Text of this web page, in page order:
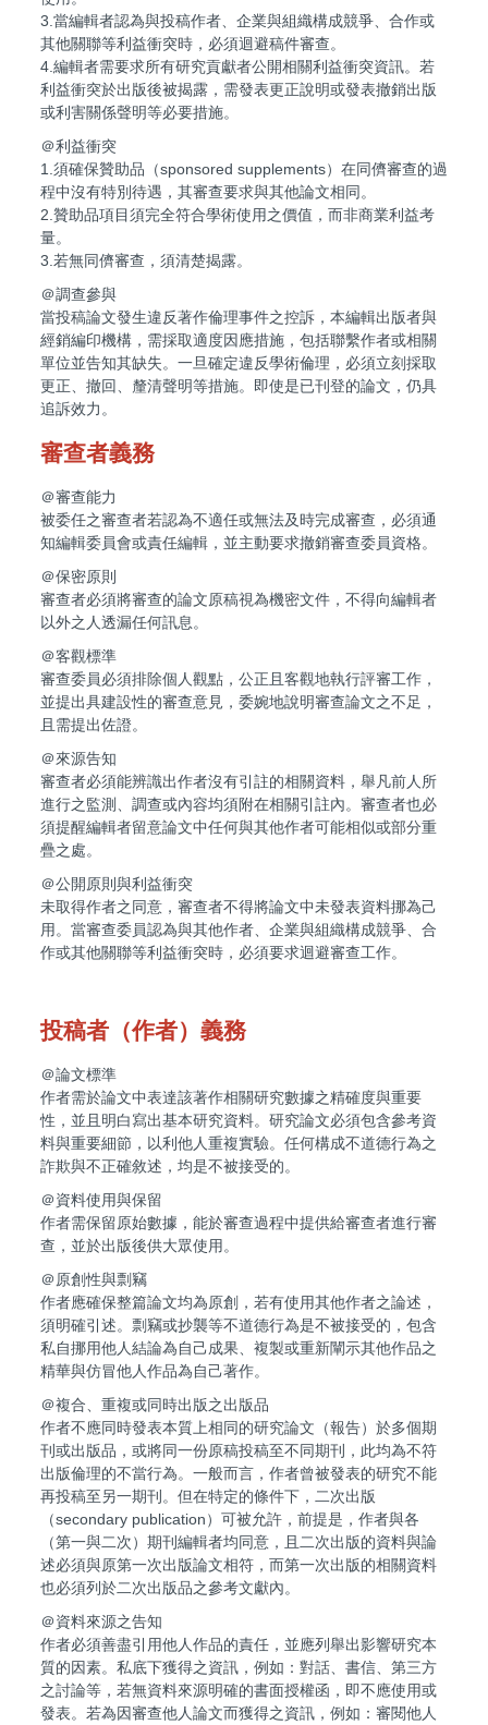
3.當編輯者認為與投稿作者、企業與組織構成競爭、合作或
其他關聯等利益衝突時，必須迴避稿件審查。
4.編輯者需要求所有研究貢獻者公開相關利益衝突資訊。若
利益衝突於出版後被揭露，需發表更正說明或發表撤銷出版
或利害關係聲明等必要措施。
＠利益衝突
1.須確保贊助品（sponsored supplements）在同儕審查的過
程中沒有特別待遇，其審查要求與其他論文相同。
2.贊助品項目須完全符合學術使用之價值，而非商業利益考
量。
3.若無同儕審查，須清楚揭露。
＠調查參與
當投稿論文發生違反著作倫理事件之控訴，本編輯出版者與
經銷編印機構，需採取適度因應措施，包括聯繫作者或相關
單位並告知其缺失。一旦確定違反學術倫理，必須立刻採取
更正、撤回、釐清聲明等措施。即使是已刊登的論文，仍具
追訴效力。
審查者義務
＠審查能力
被委任之審查者若認為不適任或無法及時完成審查，必須通
知編輯委員會或責任編輯，並主動要求撤銷審查委員資格。
＠保密原則
審查者必須將審查的論文原稿視為機密文件，不得向編輯者
以外之人透漏任何訊息。
＠客觀標準
審查委員必須排除個人觀點，公正且客觀地執行評審工作，
並提出具建設性的審查意見，委婉地說明審查論文之不足，
且需提出佐證。
＠來源告知
審查者必須能辨識出作者沒有引註的相關資料，舉凡前人所
進行之監測、調查或內容均須附在相關引註內。審查者也必
須提醒編輯者留意論文中任何與其他作者可能相似或部分重
疊之處。
＠公開原則與利益衝突
未取得作者之同意，審查者不得將論文中未發表資料挪為己
用。當審查委員認為與其他作者、企業與組織構成競爭、合
作或其他關聯等利益衝突時，必須要求迴避審查工作。
投稿者（作者）義務
＠論文標準
作者需於論文中表達該著作相關研究數據之精確度與重要
性，並且明白寫出基本研究資料。研究論文必須包含參考資
料與重要細節，以利他人重複實驗。任何構成不道德行為之
詐欺與不正確敘述，均是不被接受的。
＠資料使用與保留
作者需保留原始數據，能於審查過程中提供給審查者進行審
查，並於出版後供大眾使用。
＠原創性與剽竊
作者應確保整篇論文均為原創，若有使用其他作者之論述，
須明確引述。剽竊或抄襲等不道德行為是不被接受的，包含
私自挪用他人結論為自己成果、複製或重新闡示其他作品之
精華與仿冒他人作品為自己著作。
＠複合、重複或同時出版之出版品
作者不應同時發表本質上相同的研究論文（報告）於多個期
刊或出版品，或將同一份原稿投稿至不同期刊，此均為不符
出版倫理的不當行為。一般而言，作者曾被發表的研究不能
再投稿至另一期刊。但在特定的條件下，二次出版
（secondary publication）可被允許，前提是，作者與各
（第一與二次）期刊編輯者均同意，且二次出版的資料與論
述必須與原第一次出版論文相符，而第一次出版的相關資料
也必須列於二次出版品之參考文獻內。
＠資料來源之告知
作者必須善盡引用他人作品的責任，並應列舉出影響研究本
質的因素。私底下獲得之資訊，例如：對話、書信、第三方
之討論等，若無資料來源明確的書面授權函，即不應使用或
發表。若為因審查他人論文而獲得之資訊，例如：審閱他人